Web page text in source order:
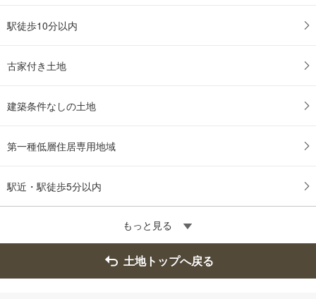
駅徒歩10分以内
古家付き土地
建築条件なしの土地
第一種低層住居専用地域
駅近・駅徒歩5分以内
もっと見る
土地トップへ戻る